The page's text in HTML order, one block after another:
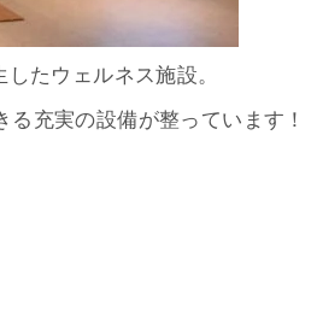
たウェルネス施設。
充実の設備が整っています！